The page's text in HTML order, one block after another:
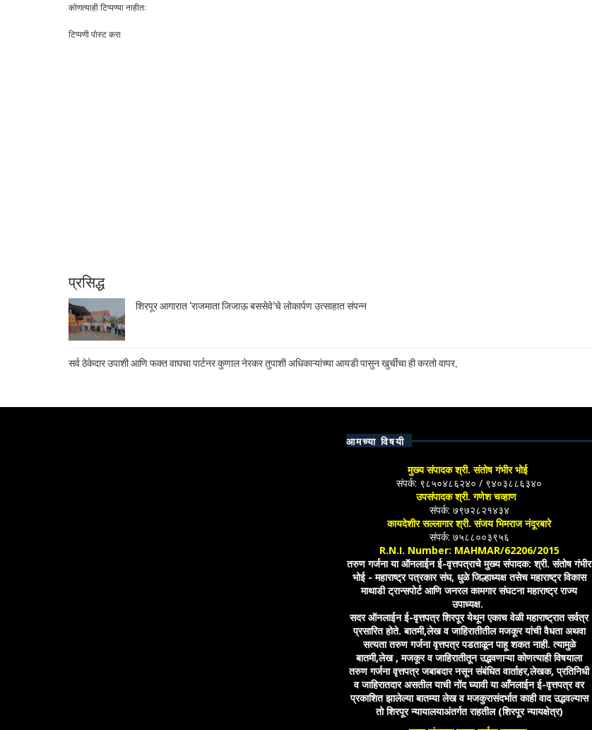
कोणत्याही टिप्पण्‍या नाहीत:
टिप्पणी पोस्ट करा
प्रसिद्ध
शिरपूर आगारात ‘राजमाता जिजाऊ बससेवे’चे लोकार्पण उत्साहात संपन्न
सर्व ठेकेदार उपाशी आणि फक्त वाघचा पार्टनर कुणाल नेरकर तुपाशी अधिकाऱ्यांच्या आयडी पासुन खुर्चीचा ही करतो वापर,
आमच्या विषयी
मुख्य संपादक श्री. संतोष गंभीर भोई
संपर्क: ९८५०४८६२४० / ९४०३८८६३४०
उपसंपादक श्री. गणेश चव्हाण
संपर्क: ७९७२८२१४३४
कायदेशीर सल्लागार श्री. संजय भिमराज नंदूरबारे
संपर्क: ७५८८००३९५६
R.N.I. Number: MAHMAR/62206/2015
तरुण गर्जना या ऑनलाईन ई-वृत्तपत्राचे मुख्य संपादक: श्री. संतोष गंभीर
भोई - महाराष्ट्र पत्रकार संघ, धुळे जिल्हाध्यक्ष तसेच महाराष्ट्र विकास
माथाडी ट्रान्सपोर्ट आणि जनरल कामगार संघटना महाराष्ट्र राज्य
उपाध्यक्ष.
सदर ऑनलाईन ई-वृत्तपत्र शिरपूर येथून एकाच वेळी महाराष्ट्रात सर्वत्र
प्रसारित होते. बातमी,लेख व जाहिरातीतील मजकूर यांची वैधता अथवा
सत्यता तरुण गर्जना वृत्तपत्र पडताळून पाहू शकत नाही. त्यामुळे
बातमी,लेख , मजकूर व जाहिरातीतून उद्भवणाऱ्या कोणत्याही विषयाला
तरुण गर्जना वृत्तपत्र जबाबदार नसून संबंधित वार्ताहर,लेखक, प्रतिनिधी
व जाहिरातदार असतील याची नोंद घ्यावी या आँनलाईन ई-वृत्तपत्र वर
प्रकाशित झालेल्या बातम्या लेख व मजकुरासंदर्भात काही वाद उद्भवल्यास
तो शिरपूर न्यायालयाअंतर्गत राहतील (शिरपूर न्यायक्षेत्र)